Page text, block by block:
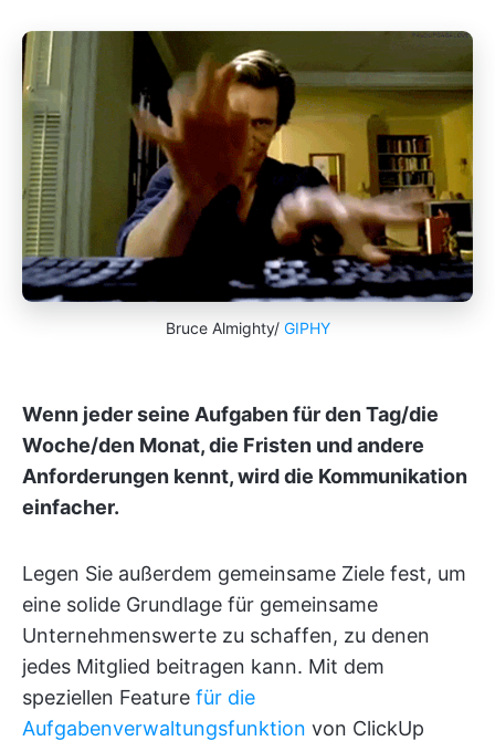
Bruce Almighty/ GIPHY
Wenn jeder seine Aufgaben für den Tag/die
Woche/den Monat, die Fristen und andere
Anforderungen kennt, wird die Kommunikation
einfacher.
Legen Sie außerdem gemeinsame Ziele fest, um
eine solide Grundlage für gemeinsame
Unternehmenswerte zu schaffen, zu denen
jedes Mitglied beitragen kann. Mit dem
speziellen Feature für die
Aufgabenverwaltungsfunktion von ClickUp